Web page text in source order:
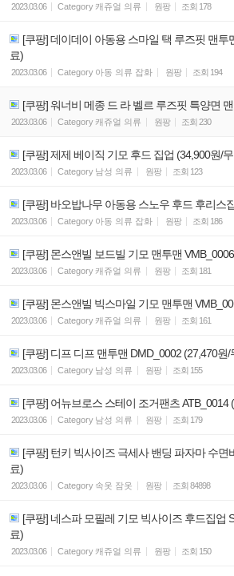
2023.03.06 Category 캐쥬얼 의류 원팡 조회 178
[쿠팡] 데이데이 아동용 스마일 택 루즈핏 맨투
료)
2023.03.06 Category 아동 의류 잡화 원팡 조회 194
[쿠팡] 워너비 메종 드 라 벨르 루즈핏 특양면
2023.03.06 Category 캐쥬얼 의류 원팡 조회 230
[쿠팡] 제제 베이직 기모 후드 집업 (34,900원/
2023.03.06 Category 남성 의류 원팡 조회 123
[쿠팡] 바오밥나무 아동용 스노우 후드 후리스
2023.03.06 Category 아동 의류 잡화 원팡 조회 186
[쿠팡] 몬스앤빌 보드빌 기모 맨투맨
2023.03.06 Category 캐쥬얼 의류 원팡 조회 181
[쿠팡] 몬스앤빌 빅스마일 기모 맨투맨
2023.03.06 Category 캐쥬얼 의류 원팡 조회 161
[쿠팡] 디프 디프 맨투맨 DMD_0002 (27,470원/
2023.03.06 Category 남성 의류 원팡 조회 155
[쿠팡] 어뉴브로스 스테이 조거팬츠 ATB_0014
2023.03.06 Category 남성 의류 원팡 조회 179
[쿠팡] 턴키 빅사이즈 극세사 밴딩 파자마 수면
료)
2023.03.06 Category 속옷 잠옷 원팡 조회 84898
[쿠팡] 네스파 모필레 기모 빅사이즈 후드집업
료)
2023.03.06 Category 캐쥬얼 의류 원팡 조회 150